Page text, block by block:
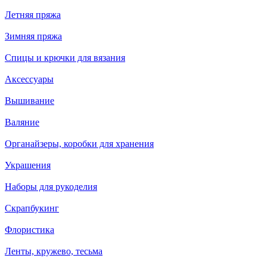
Летняя пряжа
Зимняя пряжа
Спицы и крючки для вязания
Аксессуары
Вышивание
Валяние
Органайзеры, коробки для хранения
Украшения
Наборы для рукоделия
Скрапбукинг
Флористика
Ленты, кружево, тесьма